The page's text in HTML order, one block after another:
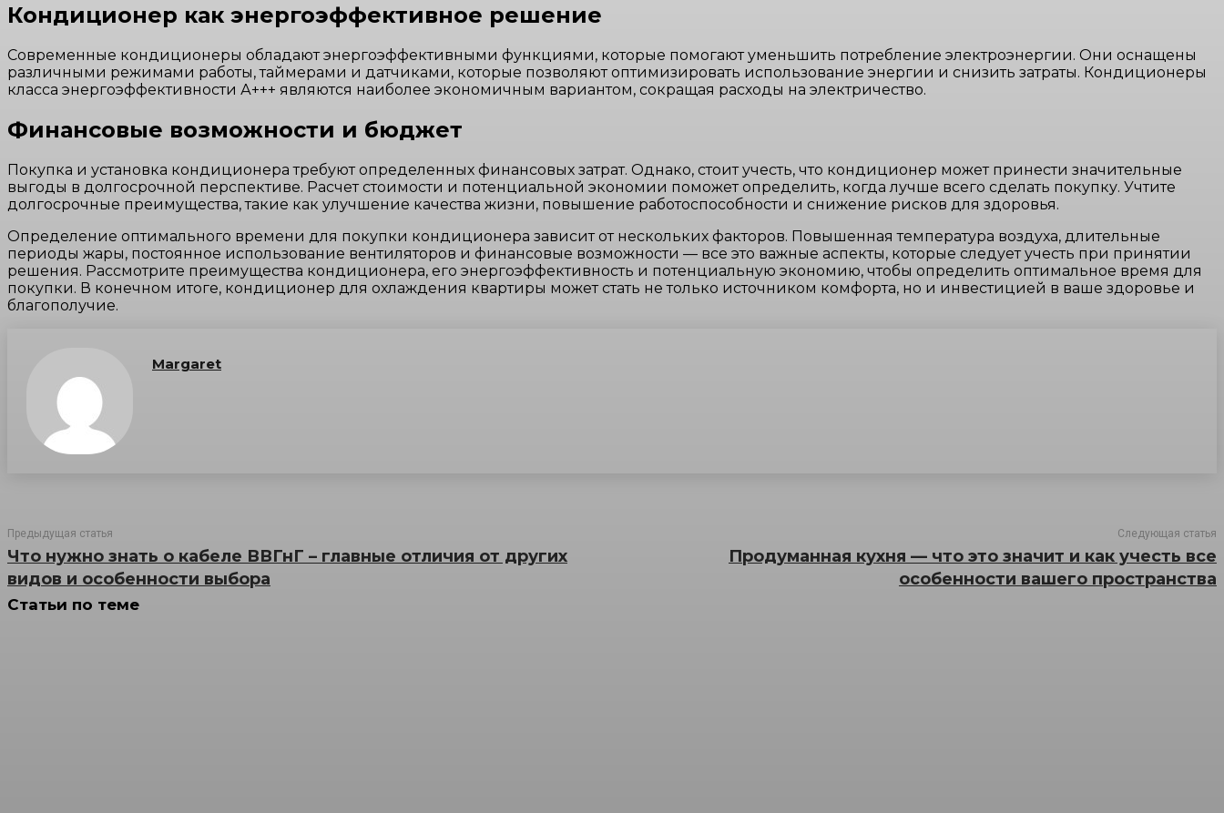
Кондиционер как энергоэффективное решение
Современные кондиционеры обладают энергоэффективными функциями, которые помогают уменьшить потребление электроэнергии. Они оснащены
различными режимами работы, таймерами и датчиками, которые позволяют оптимизировать использование энергии и снизить затраты. Кондиционеры
класса энергоэффективности А+++ являются наиболее экономичным вариантом, сокращая расходы на электричество.
Финансовые возможности и бюджет
Покупка и установка кондиционера требуют определенных финансовых затрат. Однако, стоит учесть, что кондиционер может принести значительные
выгоды в долгосрочной перспективе. Расчет стоимости и потенциальной экономии поможет определить, когда лучше всего сделать покупку. Учтите
долгосрочные преимущества, такие как улучшение качества жизни, повышение работоспособности и снижение рисков для здоровья.
Определение оптимального времени для покупки кондиционера зависит от нескольких факторов. Повышенная температура воздуха, длительные
периоды жары, постоянное использование вентиляторов и финансовые возможности — все это важные аспекты, которые следует учесть при принятии
решения. Рассмотрите преимущества кондиционера, его энергоэффективность и потенциальную экономию, чтобы определить оптимальное время для
покупки. В конечном итоге, кондиционер для охлаждения квартиры может стать не только источником комфорта, но и инвестицией в ваше здоровье и
благополучие.
Margaret
Предыдущая статья
Что нужно знать о кабеле ВВГнГ – главные отличия от других
видов и особенности выбора
Следующая статья
Продуманная кухня — что это значит и как учесть все
особенности вашего пространства
Статьи по теме